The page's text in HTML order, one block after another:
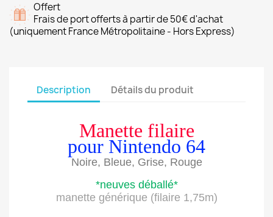
Offert
Frais de port offerts à partir de 50€ d'achat
(uniquement France Métropolitaine - Hors Express)
Description Détails du produit
Manette filaire
pour Nintendo 64
Noire, Bleue, Grise, Rouge
*neuves déballé*
manette générique (filaire 1,75m)